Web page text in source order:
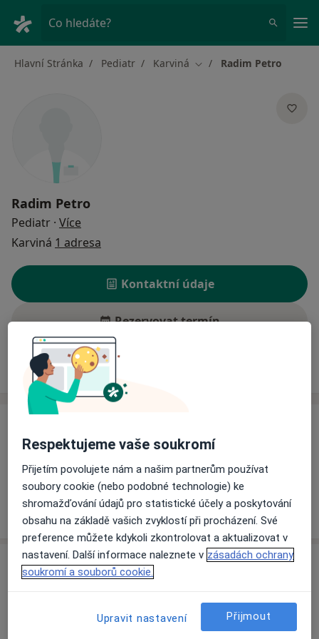
Co hledáte?
Hlavní Stránka Pediatr Karviná Změna města
Radim Petro
Radim Petro
Pediatr · Více
Karviná 1 adresa
Kontaktní údaje
Rezervovat termín
Ceník
Informace o službách a cenách nejsou k dispozici
Tento specialista ještě nepřidával žádné informace o
svých službách.
Adresa
Respektujeme vaše soukromí
Přijetím povolujete nám a našim partnerům používat
soubory cookie (nebo podobné technologie) ke
shromažďování údajů pro statistické účely a poskytování
obsahu na základě vašich zvyklostí při procházení. Své
preference můžete kdykoli zkontrolovat a aktualizovat v
nastavení. Další informace naleznete v zásadách ochrany
soukromí a souborů cookie.
Upravit nastavení Přijmout